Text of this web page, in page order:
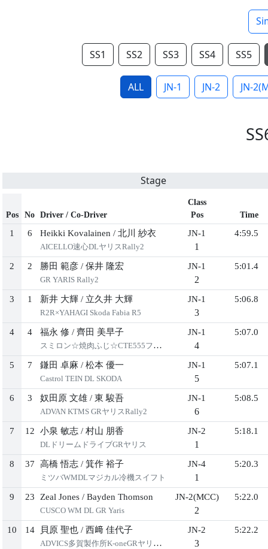
SS1 SS2 SS3 SS4 SS5
ALL JN-1 JN-2 JN-
Stage
Pos No Driver / Co-Driver
Class
Pos
Time
1 6 Heikki Kovalainen / 北川 紗⾐
AICELLO速⼼DLヤリスRally2
JN-1
1
4:59.5
2 2 勝⽥ 範彦 / 保井 隆宏
GR YARIS Rally2
JN-1
2
5:01.4
3 1 新井 ⼤輝 / ⽴久井 ⼤輝
R2R×YAHAGI Skoda Fabia R5
JN-1
3
5:06.8
4 4 福永 修 / ⿑⽥ 美早⼦
スミロン☆焼⾁ふじ☆CTE555ファビア
JN-1
4
5:07.0
5 7 鎌⽥ 卓⿇ / 松本 優⼀
Castrol TEIN DL SKODA
JN-1
5
5:07.1
6 3 奴⽥原 ⽂雄 / 東 駿吾
ADVAN KTMS GRヤリスRally2
JN-1
6
5:08.5
7 12 ⼩泉 敏志 / 村⼭ 朋⾹
DLドリームドライブGRヤリス
JN-2
1
5:18.1
8 37 ⾼橋 悟志 / 箕作 裕⼦
ミツバWMDLマジカル冷機スイフト
JN-4
1
5:20.3
9 23 Zeal Jones / Bayden Thomson
CUSCO WM DL GR Yaris
JN-2(MCC)
2
5:22.0
10 14 ⾙原 聖也 / ⻄﨑 佳代⼦
ADVICS多賀製作所K-oneGRヤリスDL
JN-2
3
5:22.2